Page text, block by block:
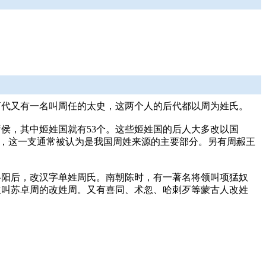
有一名叫周任的太史，这两个人的后代都以周为姓氏。
，其中姬姓国就有53个。这些姬姓国的后人大多改以国
这一支通常被认为是我国周姓来源的主要部分。另有周赧王
后，改汉字单姓周氏。南朝陈时，有一著名将领叫项猛奴
苏卓周的改姓周。又有喜同、术忽、哈刺歹等蒙古人改姓